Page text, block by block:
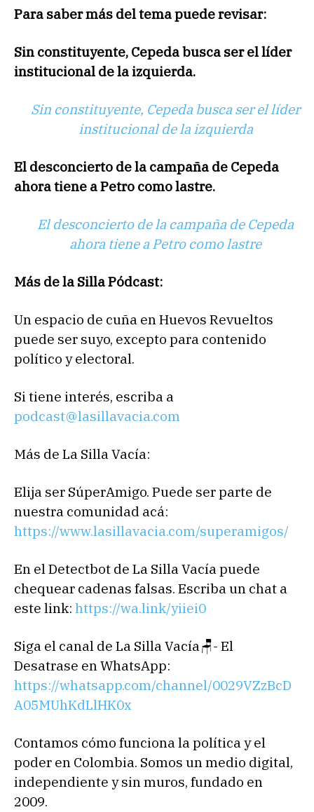
Para saber más del tema puede revisar:
Sin constituyente, Cepeda busca ser el líder
institucional de la izquierda.
Sin constituyente, Cepeda busca ser el líder
institucional de la izquierda
El desconcierto de la campaña de Cepeda
ahora tiene a Petro como lastre.
El desconcierto de la campaña de Cepeda
ahora tiene a Petro como lastre
Más de la Silla Pódcast:
Un espacio de cuña en Huevos Revueltos
puede ser suyo, excepto para contenido
político y electoral.
Si tiene interés, escriba a
podcast@lasillavacia.com
Más de La Silla Vacía:
Elija ser SúperAmigo. Puede ser parte de
nuestra comunidad acá:
https://www.lasillavacia.com/superamigos/
En el Detectbot de La Silla Vacía puede
chequear cadenas falsas. Escriba un chat a
este link: https://wa.link/yiiei0
‎Siga el canal de La Silla Vacía🪑- El
Desatrase en WhatsApp:
https://whatsapp.com/channel/0029VZzBcD
A05MUhKdLlHK0x
Contamos cómo funciona la política y el
poder en Colombia. Somos un medio digital,
independiente y sin muros, fundado en
2009.